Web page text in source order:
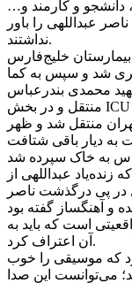
دانشجو و کارمند و…
عبداللهی را باور
نداشتند.
بامداد سوم آذرماه ۸۵ در بیمارستان خلیج‌فارس
شد و سپس به کما
محمدی بندرعباس
منتقل و در بخش ICU این بیمارستان بستری شد و سرانجام یک
منتقل شد و ظهر
‌که تنها ۳۷ سال داشت به دیار باقی شتافت
عبداللهی از
در پی درگذشت ناصر
و آهنگساز گفته بود
است که باید به
آن اعتراف کرد.
که موسیقی را خوب
این صدا